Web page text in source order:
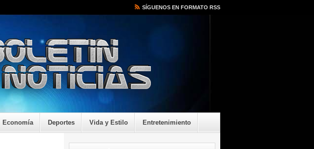
SÍGUENOS EN FORMATO RSS
Economía Deportes Vida y Estilo Entretenimiento